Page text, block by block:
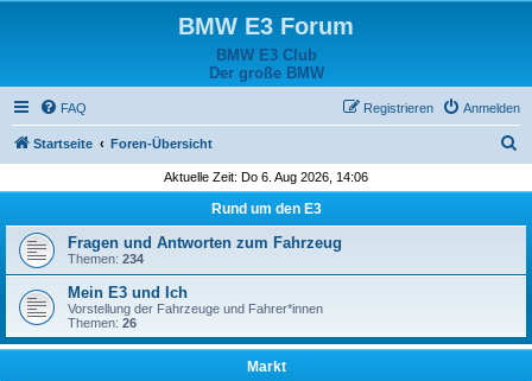
BMW E3 Forum
BMW E3 Club
Der große BMW
FAQ Anmelden
Registrieren
Startseite Foren-Übersicht
h
Aktuelle Zeit: Do 6. Aug 2026, 14:06
Rund um den E3
Fragen und Antworten zum Fahrzeug
Themen: 234
Mein E3 und Ich
Vorstellung der Fahrzeuge und Fahrer*innen
Themen: 26
Markt